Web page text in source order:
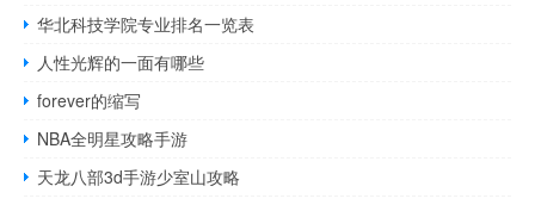
华北科技学院专业排名一览表
人性光辉的一面有哪些
forever的缩写
NBA全明星攻略手游
天龙八部3d手游少室山攻略